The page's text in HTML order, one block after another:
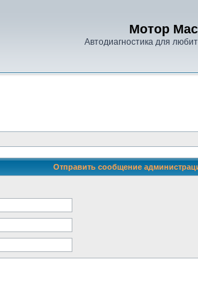
Мотор
Автодиагностика для
Отправить сообщение